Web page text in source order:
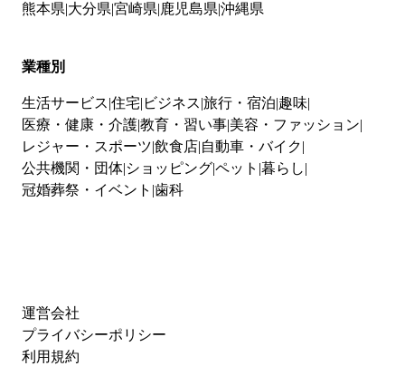
熊本県 大分県 宮崎県 鹿児島県 沖縄県
業種別
生活サービス 住宅 ビジネス 旅行・宿泊 趣味
医療・健康・介護教育・習い事 美容・ファッション
レジャー・スポーツ 飲食店 自動車・バイク
公共機関・団体 ショッピングペット 暮らし
冠婚葬祭・イベント 歯科
運営会社
プライバシーポリシー
利用規約